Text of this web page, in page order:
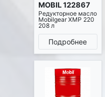
MOBIL 122867
Редукторное масло
Mobilgear XMP 220
208 л
Подробнее